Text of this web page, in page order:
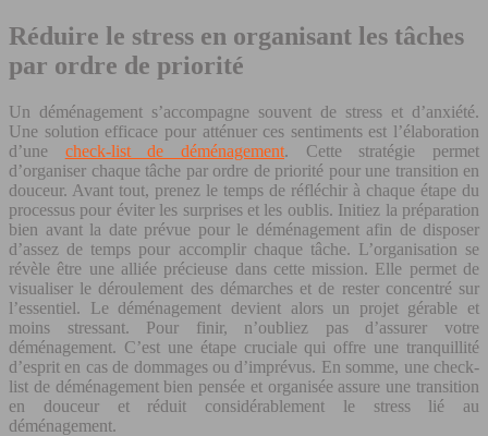
Réduire le stress en organisant les tâches
par ordre de priorité
Un déménagement s’accompagne souvent de stress et d’anxiété.
Une solution efficace pour atténuer ces sentiments est l’élaboration
d’une check-list de déménagement. Cette stratégie permet
d’organiser chaque tâche par ordre de priorité pour une transition en
douceur. Avant tout, prenez le temps de réfléchir à chaque étape du
processus pour éviter les surprises et les oublis. Initiez la préparation
bien avant la date prévue pour le déménagement afin de disposer
d’assez de temps pour accomplir chaque tâche. L’organisation se
révèle être une alliée précieuse dans cette mission. Elle permet de
visualiser le déroulement des démarches et de rester concentré sur
l’essentiel. Le déménagement devient alors un projet gérable et
moins stressant. Pour finir, n’oubliez pas d’assurer votre
déménagement. C’est une étape cruciale qui offre une tranquillité
d’esprit en cas de dommages ou d’imprévus. En somme, une check-
list de déménagement bien pensée et organisée assure une transition
en douceur et réduit considérablement le stress lié au
déménagement.